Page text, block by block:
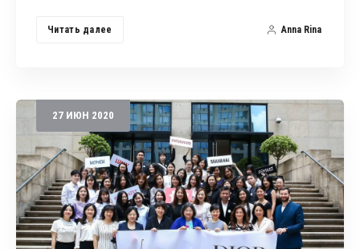
Читать далее Anna Rina
27 ИЮН 2020